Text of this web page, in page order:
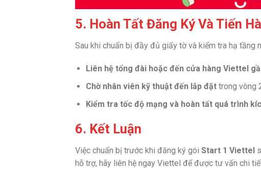
5. Hoàn Tất Đăng Ký Và Tiến
Sau khi chuẩn bị đầy đủ giấy tờ và kiểm tra hạ tầng
Liên hệ tổng đài hoặc đến cửa hàng Viettel
Chờ nhân viên kỹ thuật đến lắp đặttrong vòng
Kiểm tra tốc độ mạng và hoàn tất quá trình
6. Kết Luận
Việc chuẩn bị trước khi đăng ký gói Start 1 Viettel
hỗ trợ, hãy liên hệ ngay Viettel để được tư vấn chi